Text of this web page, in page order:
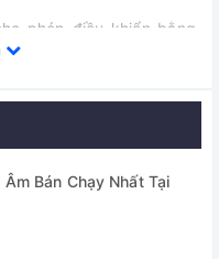
phép điều khiển bằng
LCD
phẩm)
Chạy mạnh mẽ và ổn
mỡ, làm sạch các dụng
Bán Chạy Nhất Tại